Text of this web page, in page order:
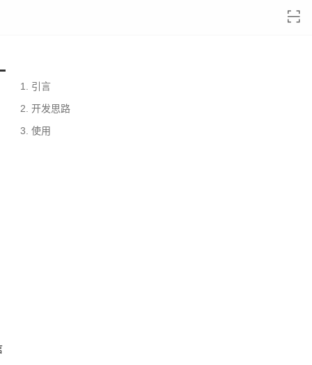
1.
引言
2. 开发思路
3. 使用